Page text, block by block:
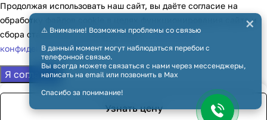
Узнать цену
⚠️ Внимание! Возможны проблемы со связью
В данный момент могут наблюдаться перебои с
телефонной связью.
Вы всегда можете связаться с нами через мессенджеры,
написать на email или позвонить в Max
Спасибо за понимание!
×
Продолжая использовать наш сайт, вы даёте согласие на
обработку файлов cookie в целях функционирования сайта и
сбора статистики в соответствии сполитикой
конфиденциальности
Я согласен